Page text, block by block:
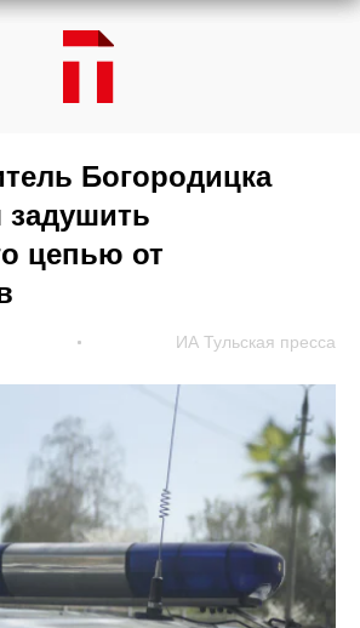
Богородицка
задушить
цепью от
ИА Тульская пресса